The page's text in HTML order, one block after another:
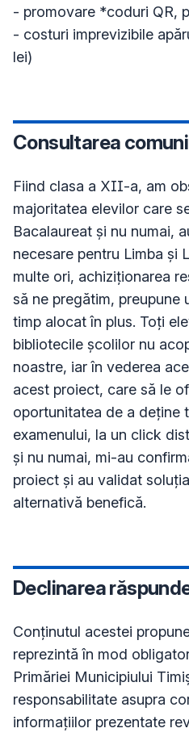
- promovare *coduri QR,
- costuri imprevizibile
lei)
Consultarea
Fiind clasa a XII-a, am
majoritatea elevilor care
Bacalaureat şi nu numai,
necesare pentru Limba şi
multe ori, achiziţionarea
să ne pregătim, preupune
timp alocat în plus. Toţi
bibliotecile şcolilor nu
noastre, iar în vederea
acest proiect, care să le
oportunitatea de a deţine
examenului, la un click
şi nu numai, mi-au
proiect şi au validat
alternativă benefică.
Declinarea
Conţinutul acestei
reprezintă în mod
Primăriei Municipiului
responsabilitate asupra
informațiilor prezentate